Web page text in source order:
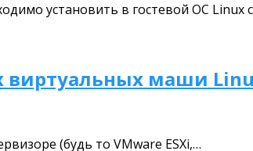
установить в гостевой ОС Linux
виртуальных маши
(будь то VMware ESXi,…